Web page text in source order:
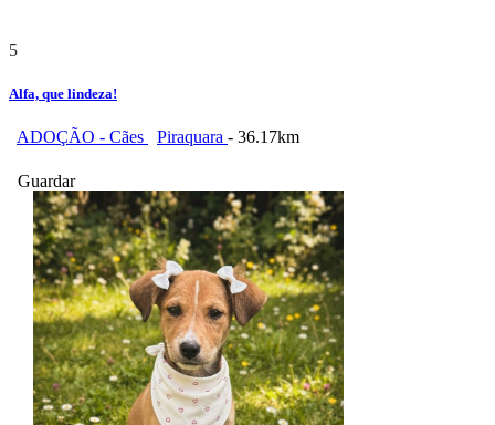
5
Alfa, que lindeza!
ADOÇÃO - Cães Piraquara - 36.17km
Guardar